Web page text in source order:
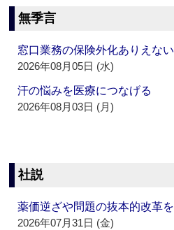
無季言
窓口業務の保険外化ありえない
2026年08月05日 (水)
汗の悩みを医療につなげる
2026年08月03日 (月)
社説
薬価逆ざや問題の抜本的改革を
2026年07月31日 (金)